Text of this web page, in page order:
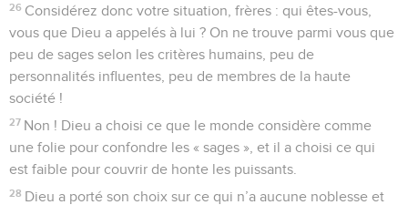
26 Considérez donc votre situation, frères : qui êtes-vous,
vous que Dieu a appelés à lui ? On ne trouve parmi vous que
peu de sages selon les critères humains, peu de
personnalités influentes, peu de membres de la haute
société !
27 Non ! Dieu a choisi ce que le monde considère comme
une folie pour confondre les « sages », et il a choisi ce qui
est faible pour couvrir de honte les puissants.
28 Dieu a porté son choix sur ce qui n’a aucune noblesse et